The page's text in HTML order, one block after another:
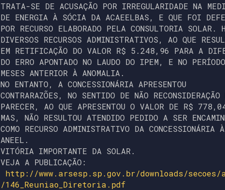
TRATA-SE DE ACUSAÇÃO POR IRREGULARIDADE NA
DE ENERGIA À SÓCIA DA ACAEELBAS, E QUE FOI
POR RECURSO ELABORADO PELA CONSULTORIA SOLAR.
DIVERSOS RECURSOS ADMINISTRATIVOS, AO QUE
EM RETIFICAÇÃO DO VALOR R$ 5.248,96 PARA A
DO ERRO APONTADO NO LAUDO DO IPEM, E NO
MESES ANTERIOR À ANOMALIA.
NO ENTANTO, A CONCESSIONÁRIA APRESENTOU
CONTRARAZÕES, NO SENTIDO DE NÃO RECONSIDERAÇÃO
PARECER, AO QUE APRESENTOU O VALOR DE R$
MAS, NÃO RESULTOU ATENDIDO PEDIDO A SER
COMO RECURSO ADMINISTRATIVO DA CONCESSIONÁRIA À
ANEEL.
VITÓRIA IMPORTANTE DA SOLAR.
VEJA A PUBLICAÇÃO:
http://www.arsesp.sp.gov.br/downloads/secoes/
/146_Reuniao_Diretoria.pdf